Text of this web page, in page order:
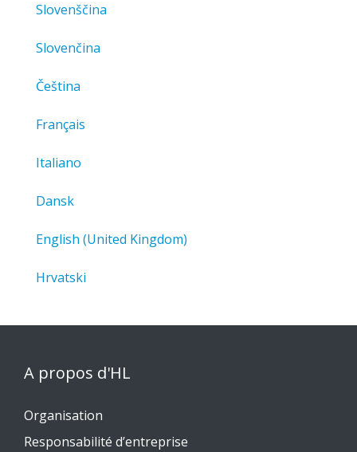
Slovenščina
Slovenčina
Čeština
Français
Italiano
Dansk
English (United Kingdom)
Hrvatski
A propos d'HL
Organisation
Responsabilité d’entreprise